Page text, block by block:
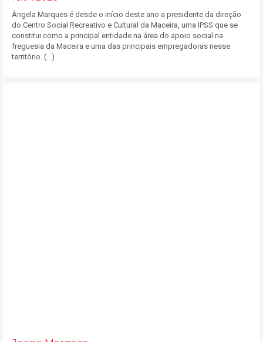
Ângela Marques é desde o início deste ano a presidente da direção
do Centro Social Recreativo e Cultural da Maceira, uma IPSS que se
constitui como a principal entidade na área do apoio social na
freguesia da Maceira e uma das principais empregadoras nesse
território. (...)